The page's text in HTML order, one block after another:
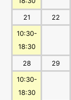
21 22
10:30-
18:30
28 29
10:30-
18:30